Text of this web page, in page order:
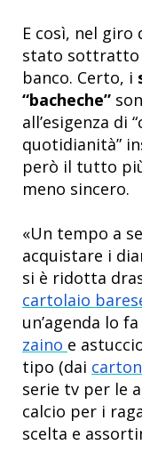
E così, nel giro
stato sottratto
banco. Certo, i
“bacheche”
all’esigenza di
quotidianità”
però il tutto
meno sincero.
«Un tempo a
acquistare i
si è ridotta
cartolaio
un’agenda lo
zaino e
tipo (dai
serie tv per le
calcio per i
scelta e